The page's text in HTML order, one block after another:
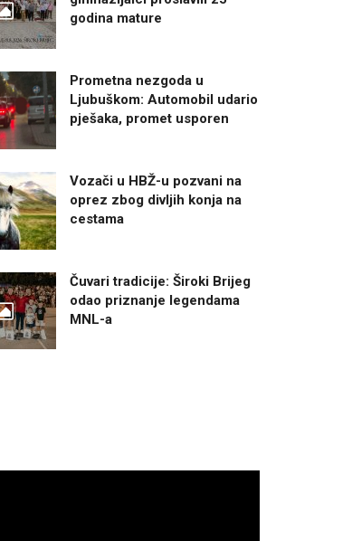
godina mature
Prometna nezgoda u
Ljubuškom: Automobil udario
pješaka, promet usporen
Vozači u HBŽ-u pozvani na
oprez zbog divljih konja na
cestama
Čuvari tradicije: Široki Brijeg
odao priznanje legendama
MNL-a